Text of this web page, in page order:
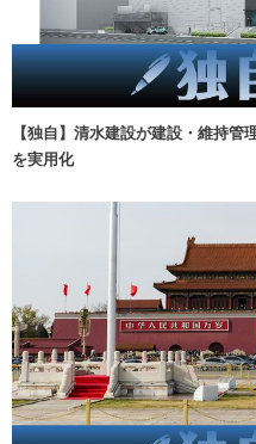
【独自】清水建設が建設・維持
を実用化